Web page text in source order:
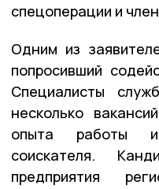
спецоперации и
Одним из
попросивший
Специалисты
несколько
опыта работы и
соискателя.
предприятия